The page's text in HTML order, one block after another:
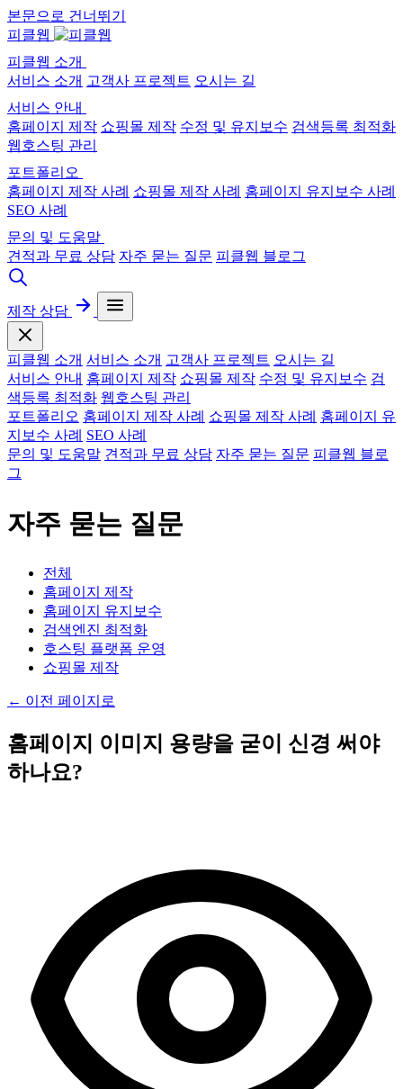
본문으로 건너뛰기
피클웹
피클웹 소개
서비스 소개 고객사 프로젝트 오시는 길
서비스 안내
홈페이지 제작 쇼핑몰 제작 수정 및 유지보수 검색등록 최적화
웹호스팅 관리
포트폴리오
홈페이지 제작 사례 쇼핑몰 제작 사례 홈페이지 유지보수 사례
SEO 사례
문의 및 도움말
견적과 무료 상담 자주 묻는 질문 피클웹 블로그
제작 상담
피클웹 소개 서비스 소개 고객사 프로젝트 오시는 길
서비스 안내 홈페이지 제작 쇼핑몰 제작 수정 및 유지보수 검
색등록 최적화 웹호스팅 관리
포트폴리오 홈페이지 제작 사례 쇼핑몰 제작 사례 홈페이지 유
지보수 사례 SEO 사례
문의 및 도움말 견적과 무료 상담 자주 묻는 질문 피클웹 블로
그
자주 묻는 질문
전체
홈페이지 제작
홈페이지 유지보수
검색엔진 최적화
호스팅 플랫폼 운영
쇼핑몰 제작
← 이전 페이지로
홈페이지 이미지 용량을 굳이 신경 써야
하나요?